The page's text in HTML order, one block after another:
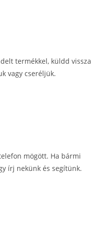
termékkel, küldd vissza
vagy cseréljük.
mögött. Ha bármi
írj nekünk és segítünk.